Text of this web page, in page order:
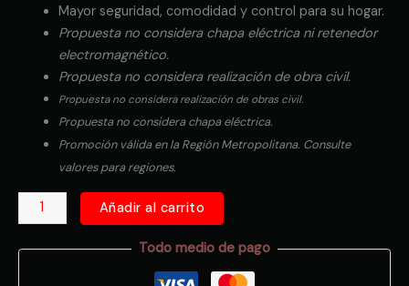
Mayor seguridad, comodidad y control para su hogar.
Propuesta no considera chapa eléctrica ni retenedor
electromagnético.
Propuesta no considera realización de obra civil.
Propuesta no considera realización de obras civil.
Propuesta no considera chapa eléctrica.
Promoción válida en la Región Metropolitana. Consulte
valores para regiones.
Añadir al carrito
Todo medio de pago